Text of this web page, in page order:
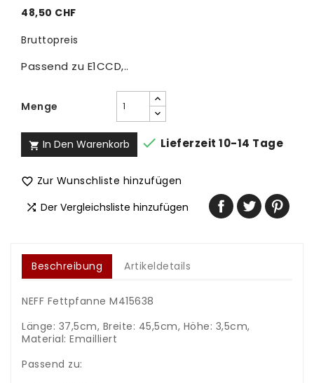
48,50 CHF
Bruttopreis
Passend zu E1CCD,..
Menge
 In Den Warenkorb  Lieferzeit 10-14 Tage
 Zur Wunschliste hinzufügen
 Der Vergleichsliste hinzufügen
Beschreibung Artikeldetails
NEFF Fettpfanne M415638
Länge: 37,5cm, Breite: 45,5cm, Höhe: 3,5cm,
Material: Emailliert
Passend zu: